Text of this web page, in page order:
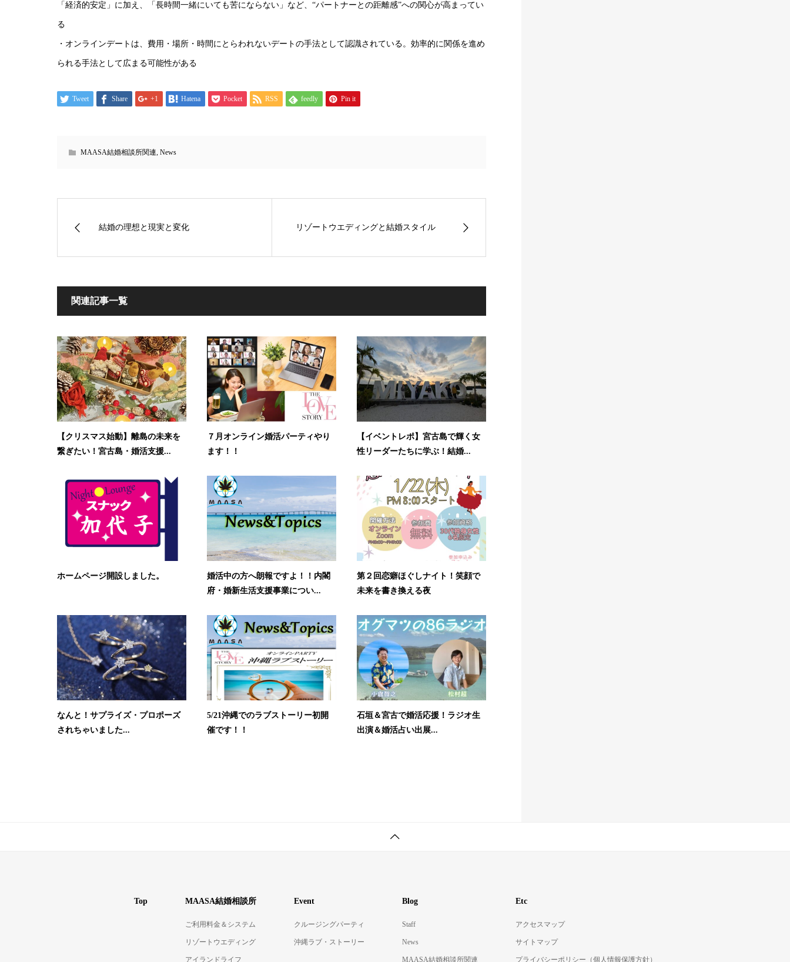
「経済的安定」に加え、「長時間一緒にいても苦にならない」など、“パートナーとの距離感”への関心が高まってい
る
・オンラインデートは、費用・場所・時間にとらわれないデートの手法として認識されている。効率的に関係を進め
られる手法として広まる可能性がある
Tweet Share +1 Hatena Pocket RSS feedly Pin it
MAASA結婚相談所関連 News
結婚の理想と現実と変化 リゾートウエディングと結婚スタイル
関連記事一覧
【クリスマス始動】離島の未来を
繋ぎたい！宮古島・婚活支援...
７月オンライン婚活パーティやり
ます！！
【イベントレポ】宮古島で輝く女
性リーダーたちに学ぶ！結婚...
ホームページ開設しました。
婚活中の方へ朗報ですよ！！内閣
府・婚新生活支援事業につい...
第２回恋癖ほぐしナイト！笑顔で
未来を書き換える夜
なんと！サプライズ・プロポーズ
されちゃいました...
5/21沖縄でのラブストーリー初開
催です！！
石垣＆宮古で婚活応援！ラジオ生
出演＆婚活占い出展...
Top MAASA結婚相談所
ご利用料金＆システム
リゾートウエディング
アイランドライフ
Event
クルージングパーティ
沖縄ラブ・ストーリー
Blog
Staff
News
MAASA結婚相談所関連
Etc
アクセスマップ
サイトマップ
プライバシーポリシー（個人情報保護方針）